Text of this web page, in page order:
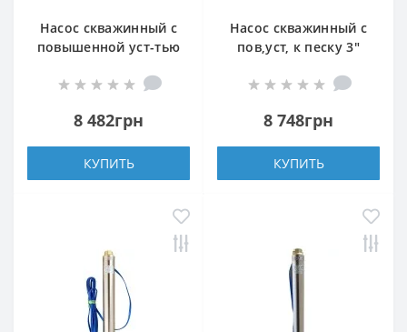
Насос скважинный с
повышенной уст-тью
3,5SDm2/13 0,55 кВт
15м NEW
8 482грн
КУПИТЬ
Насос скважинный с
пов,уст, к песку 3″
0,37 кВт 61м +
NEW
8 748грн
КУПИТЬ